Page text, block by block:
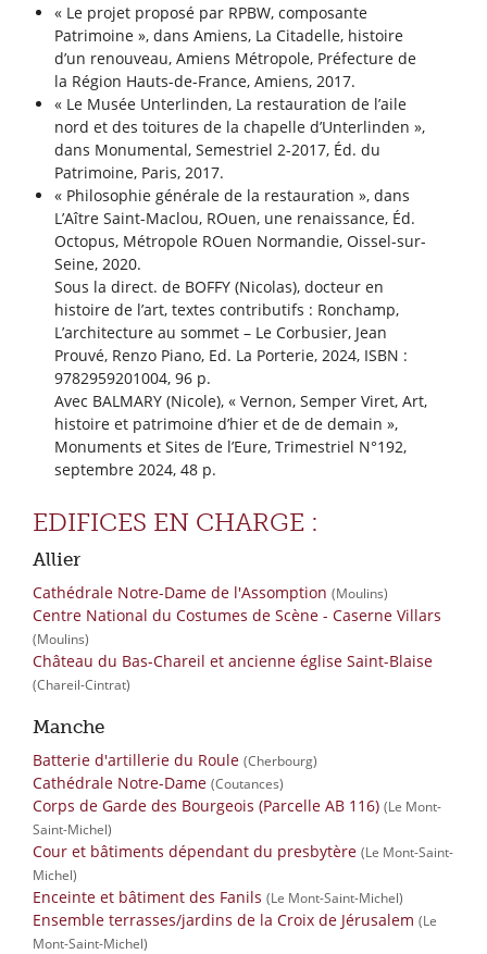
« Le projet proposé par RPBW, composante
Patrimoine », dans Amiens, La Citadelle, histoire
d’un renouveau, Amiens Métropole, Préfecture de
la Région Hauts-de-France, Amiens, 2017.
« Le Musée Unterlinden, La restauration de l’aile
nord et des toitures de la chapelle d’Unterlinden »,
dans Monumental, Semestriel 2-2017, Éd. du
Patrimoine, Paris, 2017.
« Philosophie générale de la restauration », dans
L’Aître Saint-Maclou, ROuen, une renaissance, Éd.
Octopus, Métropole ROuen Normandie, Oissel-sur-
Seine, 2020.
Sous la direct. de BOFFY (Nicolas), docteur en
histoire de l’art, textes contributifs : Ronchamp,
L’architecture au sommet – Le Corbusier, Jean
Prouvé, Renzo Piano, Ed. La Porterie, 2024, ISBN :
9782959201004, 96 p.
Avec BALMARY (Nicole), « Vernon, Semper Viret, Art,
histoire et patrimoine d’hier et de de demain »,
Monuments et Sites de l’Eure, Trimestriel N°192,
septembre 2024, 48 p.
EDIFICES EN CHARGE :
Allier
Cathédrale Notre-Dame de l'Assomption (Moulins)
Centre National du Costumes de Scène - Caserne Villars
(Moulins)
Château du Bas-Chareil et ancienne église Saint-Blaise
(Chareil-Cintrat)
Manche
Batterie d'artillerie du Roule (Cherbourg)
Cathédrale Notre-Dame (Coutances)
Corps de Garde des Bourgeois (Parcelle AB 116) (Le Mont-
Saint-Michel)
Cour et bâtiments dépendant du presbytère (Le Mont-Saint-
Michel)
Enceinte et bâtiment des Fanils (Le Mont-Saint-Michel)
Ensemble terrasses/jardins de la Croix de Jérusalem (Le
Mont-Saint-Michel)